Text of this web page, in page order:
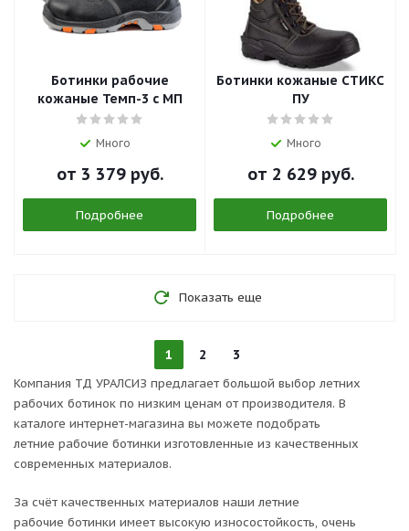
Ботинки рабочие
кожаные Темп-3 с МП
Много
от 3 379 руб.
Подробнее
Ботинки кожаные СТИКС
ПУ
Много
от 2 629 руб.
Подробнее
Показать еще
1 2 3
Компания ТД УРАЛСИЗ предлагает большой выбор летних
рабочих ботинок по низким ценам от производителя. В
каталоге интернет-магазина вы можете подобрать
летние рабочие ботинки изготовленные из качественных
современных материалов.
За счёт качественных материалов наши летние
рабочие ботинки имеет высокую износостойкость, очень